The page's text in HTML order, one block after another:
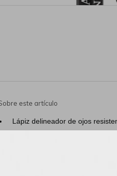
este artículo
Lápiz delineador de ojos
hipoalergénicos, aprobados